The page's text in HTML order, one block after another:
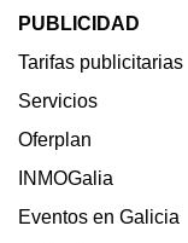
PUBLICIDAD
Tarifas publicitarias
Servicios
Oferplan
INMOGalia
Eventos en Galicia